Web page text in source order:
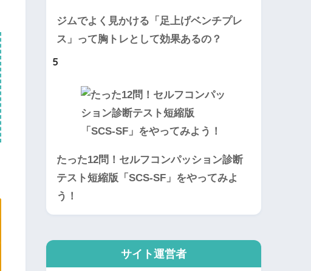
ジムでよく見かける「足上げベンチプレ
ス」って胸トレとして効果あるの？
5
たった12問！セルフコンパッション診断
テスト短縮版「SCS-SF」をやってみよ
う！
サイト運営者